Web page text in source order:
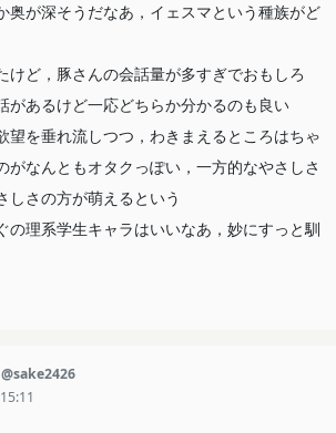
奥が深そうだなあ，イェスマという種族がど
けど，豚さんの会話量が多すぎでおもしろ
があるけど一応どちらか分かるのも良い
望を垂れ流しつつ，わきまえるところはちゃ
がなんともオタクっぽい，一方的なやさしさ
しさの方が萌えるという
の理系学生キャラはいいなあ，妙にすっと馴
@sake2426